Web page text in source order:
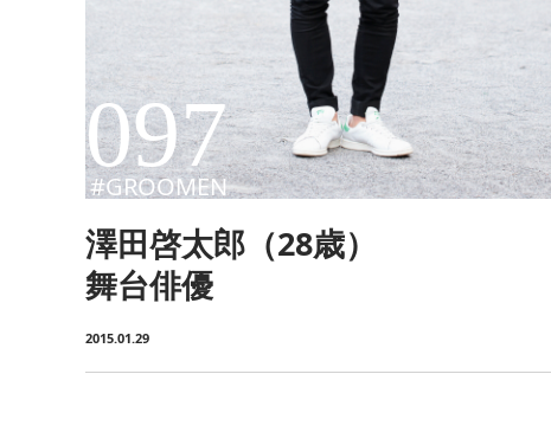
097
#GROOMEN
澤田啓太郎（28歳）
舞台俳優
2015.01.29